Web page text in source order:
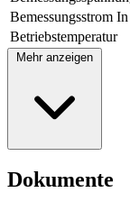
Bemessungsstrom In
Betriebstemperatur
Mehr anzeigen
Dokumente